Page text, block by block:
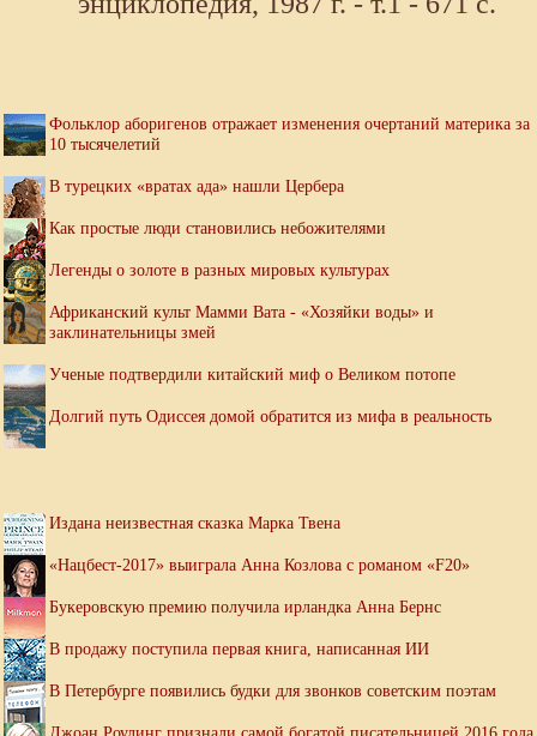
Фольклор аборигенов отражает изменения очертаний материка за
10 тысячелетий
В турецких «вратах ада» нашли Цербера
Как простые люди становились небожителями
Легенды о золоте в разных мировых культурах
Африканский культ Мамми Вата - «Хозяйки воды» и
заклинательницы змей
Ученые подтвердили китайский миф о Великом потопе
Долгий путь Одиссея домой обратится из мифа в реальность
Издана неизвестная сказка Марка Твена
«Нацбест-2017» выиграла Анна Козлова с романом «F20»
Букеровскую премию получила ирландка Анна Бернс
В продажу поступила первая книга, написанная ИИ
В Петербурге появились будки для звонков советским поэтам